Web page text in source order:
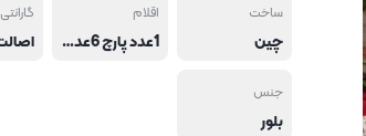
ساخت
چین
اقلام
1عدد پارچ 6عدد لیوان
گارانتی
جنس
بلور